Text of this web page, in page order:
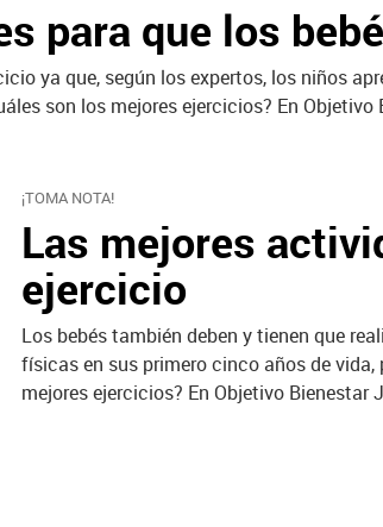
para que los
ya que, según los expertos, los niños
son los mejores ejercicios? En
¡TOMA NOTA!
Las mejores
ejercicio
Los bebés también deben y tienen que
físicas en sus primero cinco años de
mejores ejercicios? En Objetivo Bienestar